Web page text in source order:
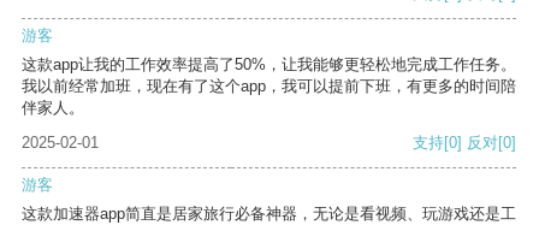
游客
这款app让我的工作效率提高了50%，让我能够更轻松地完成工作任务。
我以前经常加班，现在有了这个app，我可以提前下班，有更多的时间陪
伴家人。
2025-02-01
支持[0] 反对[0]
游客
这款加速器app简直是居家旅行必备神器，无论是看视频、玩游戏还是工